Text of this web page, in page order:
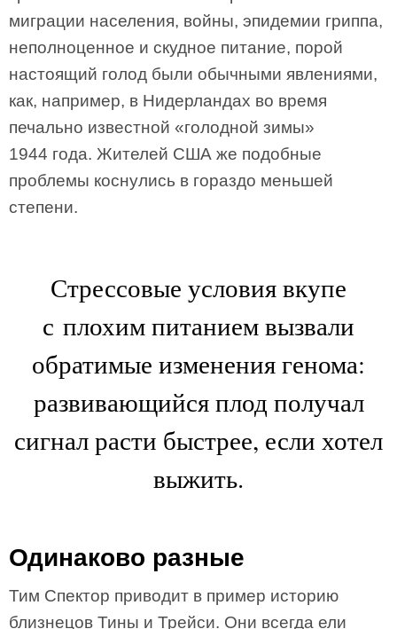
миграции населения, войны, эпиде­мии гриппа,
неполноценное и скудное питание, порой
настоящий голод были обычными явлениями,
как, например, в Нидерландах во время
печально известной «голодной зимы»
1944 года. Жителей США же подобные
проблемы коснулись в гораздо меньшей
степени.
Стрессовые условия вкупе
с плохим питанием вызвали
обратимые изменения генома:
развивающийся плод получал
сигнал расти быстрее, если хотел
выжить.
Одинаково разные
Тим Спектор приводит в пример историю
близнецов Тины и Трейси. Они всегда ели